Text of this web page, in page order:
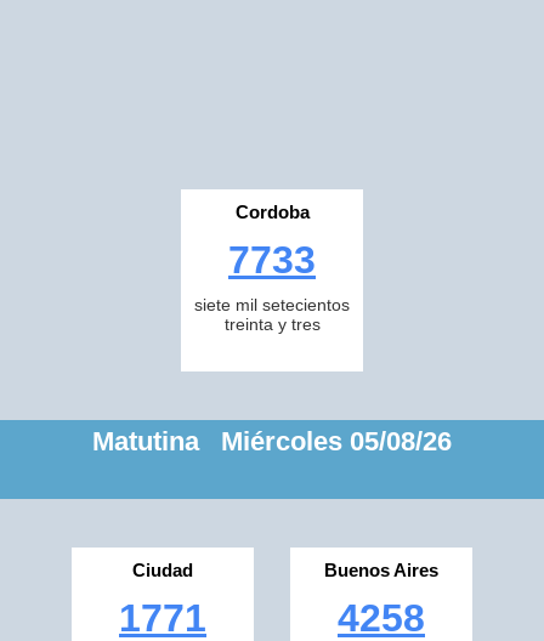
Cordoba
7733
siete mil setecientos
treinta y tres
Matutina Miércoles 05/08/26
Ciudad
1771
Buenos Aires
4258